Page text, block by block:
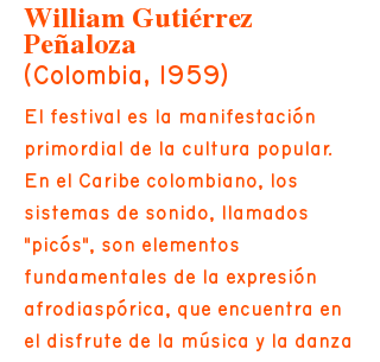
William Gutiérrez
Peñaloza
(Colombia, 1959)
El festival es la manifestación
primordial de la cultura popular.
En el Caribe colombiano, los
sistemas de sonido, llamados
"picós", son elementos
fundamentales de la expresión
afrodiaspórica, que encuentra en
el disfrute de la música y la danza